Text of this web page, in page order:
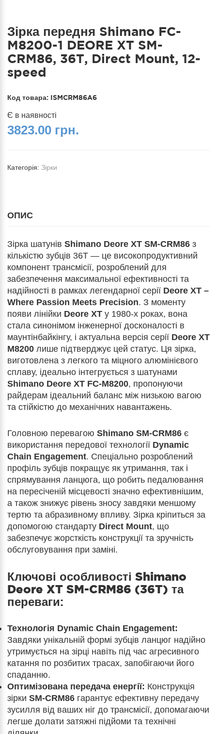
Зірка передня Shimano FC-
M8200-1 DEORE XT SM-
CRM86, 36T, Direct Mount, 12-
speed
Код товара: ISMCRM86A6
Є в наявності
3823.00 грн.
Категорія: Зірки
ОПИС
Зірка шатунів Shimano Deore XT SM-CRM86 з
кількістю зубців 36T — це високопродуктивний
компонент трансмісії, розроблений для
забезпечення максимальної ефективності та
надійності в рамках легендарної серії Deore XT –
Where Passion Meets Precision. З моменту
появи лінійки Deore XT у 1980-х роках, вона
стала синонімом інженерної досконалості в
маунтінбайкінгу, і актуальна версія серії Deore XT
M8200 лише підтверджує цей статус. Ця зірка,
виготовлена з легкого та міцного алюмінієвого
сплаву, ідеально інтегрується з шатунами
Shimano Deore XT FC-M8200, пропонуючи
райдерам ідеальний баланс між низькою вагою
та стійкістю до механічних навантажень.
Головною перевагою Shimano SM-CRM86 є
використання передової технології Dynamic
Chain Engagement. Спеціально розроблений
профіль зубців покращує як утримання, так і
спрямування ланцюга, що робить педалювання
на пересіченій місцевості значно ефективнішим,
а також знижує рівень зносу завдяки меншому
тертю та абразивному впливу. Зірка кріпиться за
допомогою стандарту Direct Mount, що
забезпечує жорсткість конструкції та зручність
обслуговування при заміні.
Ключові особливості Shimano
Deore XT SM-CRM86 (36T) та
переваги:
Технологія Dynamic Chain Engagement:
Завдяки унікальній формі зубців ланцюг надійно
утримується на зірці навіть під час агресивного
катання по розбитих трасах, запобігаючи його
спаданню.
Оптимізована передача енергії: Конструкція
зірки SM-CRM86 гарантує ефективну передачу
зусилля від ваших ніг до трансмісії, допомагаючи
легше долати затяжні підйоми та технічні